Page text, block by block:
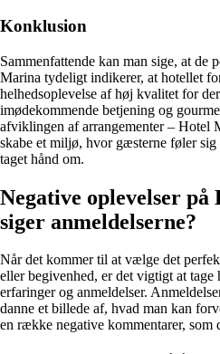
Konklusion
Sammenfattende kan man sige, at de
Marina tydeligt indikerer, at hotellet
helhedsoplevelse af høj kvalitet for
imødekommende betjening og
afviklingen af arrangementer – Hotel
skabe et miljø, hvor gæsterne føler
taget hånd om.
Negative oplevelser
siger anmeldelserne?
Når det kommer til at vælge det
eller begivenhed, er det vigtigt at tage
erfaringer og anmeldelser.
danne et billede af, hvad man kan
en række negative kommentarer, som